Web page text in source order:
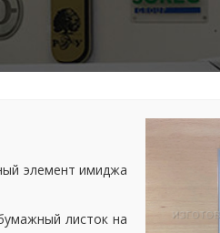
элемент имиджа
листок на